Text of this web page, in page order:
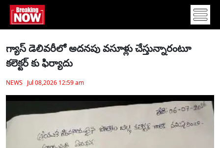
గ్యాస్ డెలివరీలో అదనపు వసూళ్లు చేస్తున్నారంటూ
కలెక్టర్ కు ఫిర్యాదు
NEWS Jul 08,2026 12:59 am